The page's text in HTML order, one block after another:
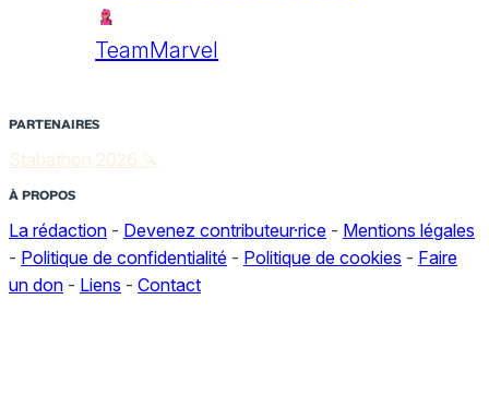
TeamMarvel
PARTENAIRES
Stabathon 2026 🔪
À PROPOS
La rédaction - Devenez contributeur·rice - Mentions légales
- Politique de confidentialité - Politique de cookies - Faire
un don - Liens - Contact